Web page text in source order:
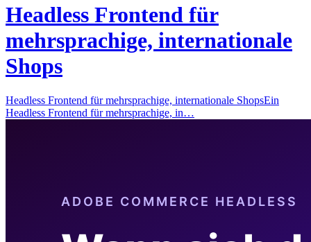
Headless Frontend für
mehrsprachige, internationale
Shops
Headless Frontend für mehrsprachige, internationale ShopsEin
Headless Frontend für mehrsprachige, in…